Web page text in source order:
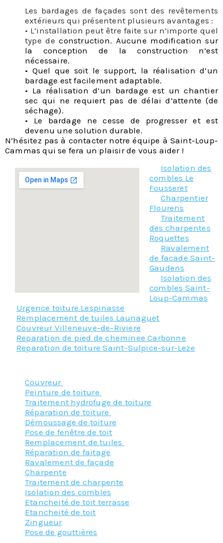
Les bardages de façades sont des revêtements
extérieurs qui présentent plusieurs avantages :
• L’installation peut être faite sur n’importe quel
type de construction. Aucune modification sur
la conception de la construction n’est
nécessaire.
• Quel que soit le support, la réalisation d’un
bardage est facilement adaptable.
• La réalisation d’un bardage est un chantier
sec qui ne requiert pas de délai d’attente (de
séchage).
• Le bardage ne cesse de progresser et est
devenu une solution durable.
N’hésitez pas à contacter notre équipe à Saint-Loup-
Cammas qui se fera un plaisir de vous aider !
Isolation des
combles Le
Fousseret
Charpentier
Flourens
Traitement
des charpentes
Roquettes
Ravalement
de facade Saint-
Gaudens
Isolation des
combles Saint-
Loup-Cammas
Urgence toiture Lespinasse
Remplacement de tuiles Launaguet
Couvreur Villeneuve-de-Riviere
Reparation de pied de cheminee Carbonne
Reparation de toiture Saint-Sulpice-sur-Leze
Couvreur
Peinture de toiture
Traitement hydrofuge de toiture
Réparation de toiture
Démoussage de toiture
Pose de fenêtre de toit
Remplacement de tuiles
Réparation de faitage
Ravalement de façade
Charpente
Traitement de charpente
Isolation des combles
Etancheité de toit terrasse
Etancheité de toit
Zingueur
Pose de gouttières